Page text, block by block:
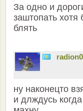
За одно и
заштопать
блять
ну наконецто
и длждусь